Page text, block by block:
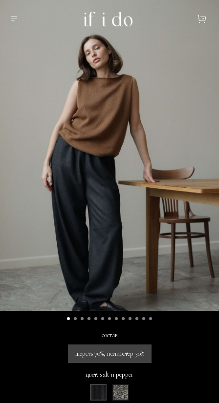
состав
шерсть 70%, полиэстер 30%
цвет: salt n pepper